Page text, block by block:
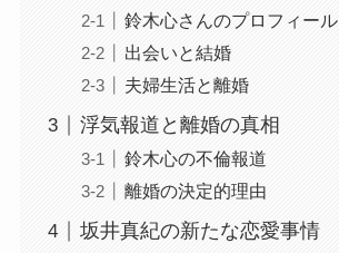
鈴木心さんのプロフィール
出会いと結婚
夫婦生活と離婚
浮気報道と離婚の真相
鈴木心の不倫報道
離婚の決定的理由
坂井真紀の新たな恋愛事情